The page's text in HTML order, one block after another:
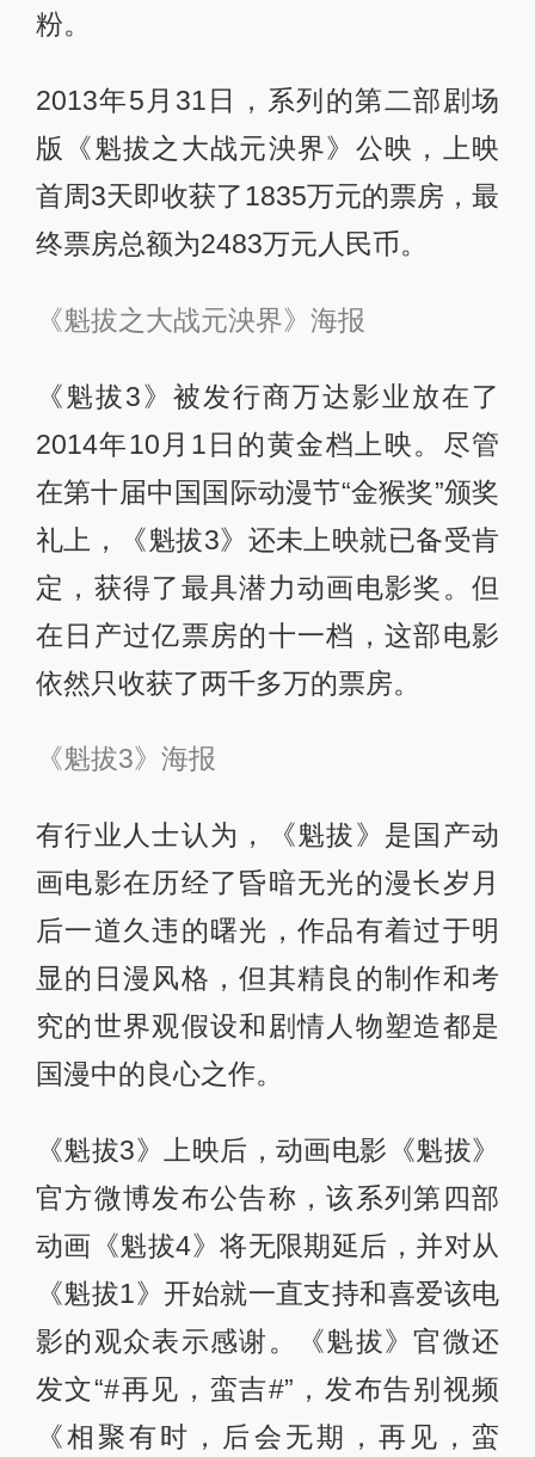
粉。
2013年5月31日，系列的第二部剧场
版《魁拔之大战元泱界》公映，上映
首周3天即收获了1835万元的票房，最
终票房总额为2483万元人民币。
《魁拔之大战元泱界》海报
《魁拔3》被发行商万达影业放在了
2014年10月1日的黄金档上映。尽管
在第十届中国国际动漫节“金猴奖”颁奖
礼上，《魁拔3》还未上映就已备受肯
定，获得了最具潜力动画电影奖。但
在日产过亿票房的十一档，这部电影
依然只收获了两千多万的票房。
《魁拔3》海报
有行业人士认为，《魁拔》是国产动
画电影在历经了昏暗无光的漫长岁月
后一道久违的曙光，作品有着过于明
显的日漫风格，但其精良的制作和考
究的世界观假设和剧情人物塑造都是
国漫中的良心之作。
《魁拔3》上映后，动画电影《魁拔》
官方微博发布公告称，该系列第四部
动画《魁拔4》将无限期延后，并对从
《魁拔1》开始就一直支持和喜爱该电
影的观众表示感谢。《魁拔》官微还
发文“#再见，蛮吉#”，发布告别视频
《相聚有时，后会无期，再见，蛮